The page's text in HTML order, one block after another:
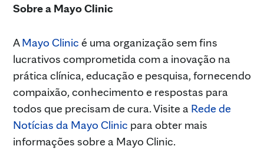
Sobre a Mayo Clinic
AMayo Clinic é uma organização sem fins
lucrativos comprometida com a inovação na
prática clínica, educação e pesquisa, fornecendo
compaixão, conhecimento e respostas para
todos que precisam de cura. Visite a Rede de
Notícias da Mayo Clinic para obter mais
informações sobre a Mayo Clinic.